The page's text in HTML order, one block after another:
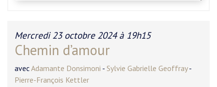
Mercredi 23 octobre 2024 à 19h15
Chemin d’amour
avecAdamante Donsimoni - Sylvie Gabrielle Geoffray-
Pierre-François Kettler